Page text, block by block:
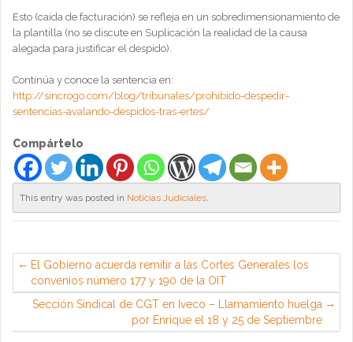
Esto (caída de facturación) se refleja en un sobredimensionamiento de
la plantilla (no se discute en Suplicación la realidad de la causa
alegada para justificar el despido).
Continúa y conoce la sentencia en:
http://sincrogo.com/blog/tribunales/prohibido-despedir-
sentencias-avalando-despidos-tras-ertes/
Compártelo
This entry was posted in Noticias Judiciales.
El Gobierno acuerda remitir a las Cortes Generales los
convenios número 177 y 190 de la OIT
Sección Sindical de CGT en Iveco – Llamamiento huelga
por Enrique el 18 y 25 de Septiembre